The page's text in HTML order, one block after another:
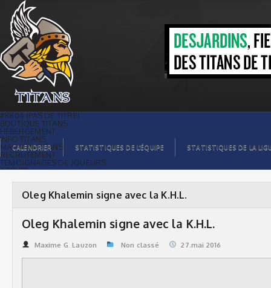
Oleg Khalemin signe avec la K.H.L. |
Titans de témiscaming
#8804 (PAS DE TITRE)
BOUTIQUE TITANS
HÉBERGEMENT
INFO TITANS
MAGASIN TITANS
RECRUTEMENT
TÉMOIGNAGES DE JOUEURS
ACCUEIL
GALERIE PHOTOS
STATISTIQUES
ORGANISATION
JOUEURS
CALENDRIER
GALERIE VIDÉOS
COMMANDITAIRES
STATISTIQUES DE LA LIGUE
CALENDRIER STATISTIQUES DE L’ÉQUIPE STATISTIQUES DE LA
Oleg Khalemin signe avec la K.H.L.
Oleg Khalemin signe avec la K.H.L.
Maxime G. Lauzon Non classé 27.mai 2016